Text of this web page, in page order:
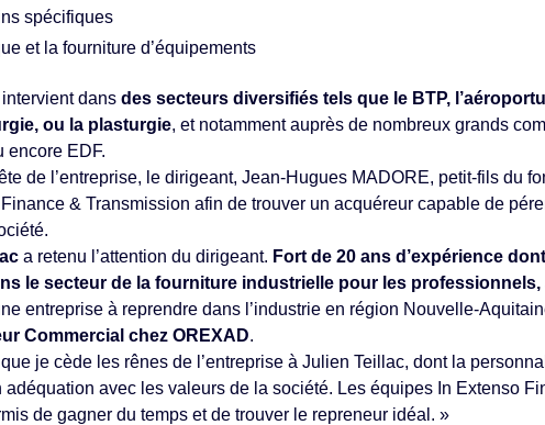
spécifiques
et la fourniture d’équipements
dans des secteurs diversifiés tels que le BTP,
ou la plasturgie, et notamment auprès de nombreux grands
encore EDF.
de l’entreprise, le dirigeant, Jean-Hugues MADORE, petit-fils du
& Transmission afin de trouver un acquéreur capable de
a retenu l’attention du dirigeant. Fort de 20 ans d’expérience
le secteur de la fourniture industrielle pour les professionnels,
entreprise à reprendre dans l’industrie en région Nouvelle-
Commercial chez OREXAD.
je cède les rênes de l’entreprise à Julien Teillac, dont la
avec les valeurs de la société. Les équipes In Extenso
de gagner du temps et de trouver le repreneur idéal. »